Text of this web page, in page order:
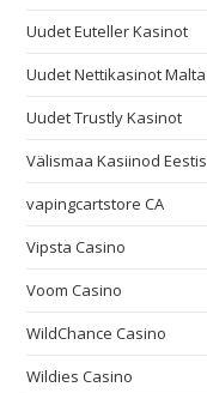
Uudet Euteller Kasinot
Uudet Nettikasinot Malta
Uudet Trustly Kasinot
Välismaa Kasiinod Eestis
vapingcartstore CA
Vipsta Casino
Voom Casino
WildChance Casino
Wildies Casino